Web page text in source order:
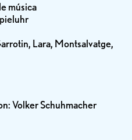
música
Lara, Montsalvatge,
Volker Schuhmacher